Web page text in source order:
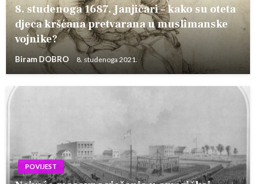
8. studenoga 1687. Janjičari – kako su oteta
djeca kršćana pretvarana u muslimanske
vojnike?
Biram DOBRO 8. studenoga 2021.
POVIJEST